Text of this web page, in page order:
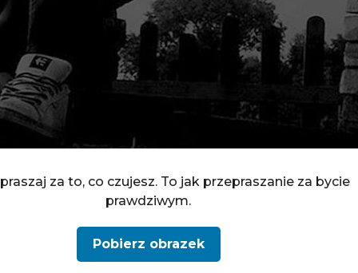
za to, co czujesz. To jak przepraszanie za bycie
prawdziwym.
Pobierz obrazek